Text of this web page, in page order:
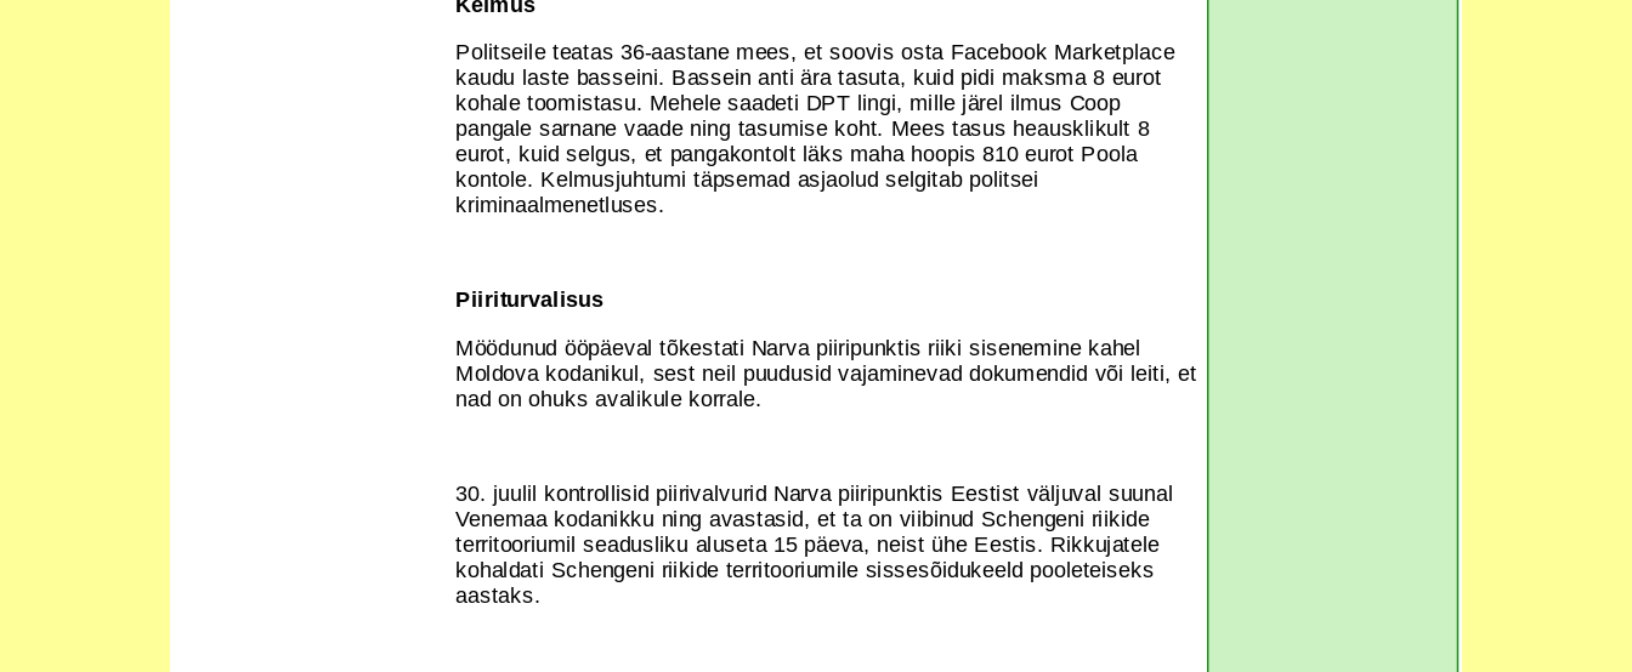
Politseile teatas 36-aastane mees, et soovis osta Facebook Marketplace
kaudu laste basseini. Bassein anti ära tasuta, kuid pidi maksma 8 eurot
kohale toomistasu. Mehele saadeti DPT lingi, mille järel ilmus Coop
pangale sarnane vaade ning tasumise koht. Mees tasus heausklikult 8
eurot, kuid selgus, et pangakontolt läks maha hoopis 810 eurot Poola
kontole. Kelmusjuhtumi täpsemad asjaolud selgitab politsei
kriminaalmenetluses.
Piiriturvalisus
Möödunud ööpäeval tõkestati Narva piiripunktis riiki sisenemine kahel
Moldova kodanikul, sest neil puudusid vajaminevad dokumendid või leiti, et
nad on ohuks avalikule korrale.
30. juulil kontrollisid piirivalvurid Narva piiripunktis Eestist väljuval suunal
Venemaa kodanikku ning avastasid, et ta on viibinud Schengeni riikide
territooriumil seadusliku aluseta 15 päeva, neist ühe Eestis. Rikkujatele
kohaldati Schengeni riikide territooriumile sissesõidukeeld pooleteiseks
aastaks.